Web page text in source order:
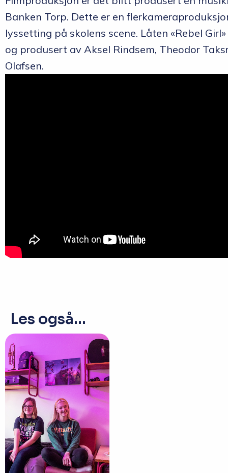
Banken Torp. Dette er en
lyssetting på skolens scene. Låten «Rebel
og produsert av Aksel Rindsem, Theodor
Olafsen.
Les også...